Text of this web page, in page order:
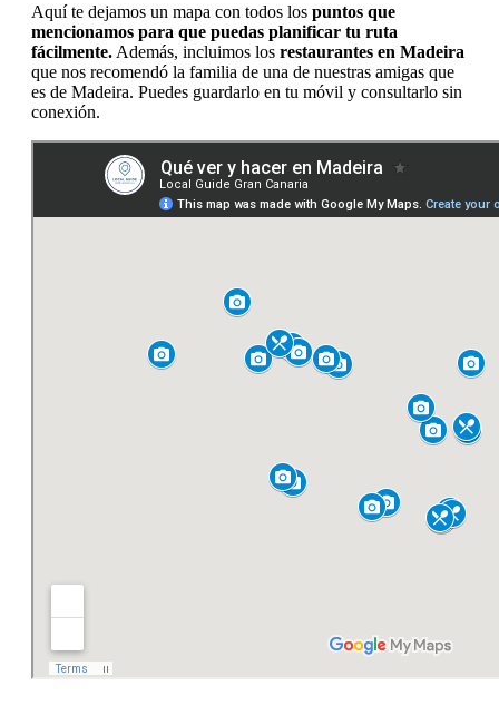
Aquí te dejamos un mapa con todos los puntos que
mencionamos para que puedas planificar tu ruta
fácilmente. Además, incluimos los restaurantes en Madeira
que nos recomendó la familia de una de nuestras amigas que
es de Madeira. Puedes guardarlo en tu móvil y consultarlo sin
conexión.